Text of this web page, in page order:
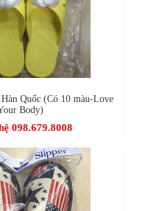
Quốc (Có 10 màu-Love
Body)
098.679.8008